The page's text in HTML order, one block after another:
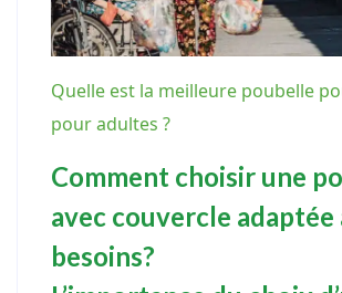
Quelle est la meilleure poubelle
pour adultes ?
Comment choisir une
avec couvercle adaptée
besoins?